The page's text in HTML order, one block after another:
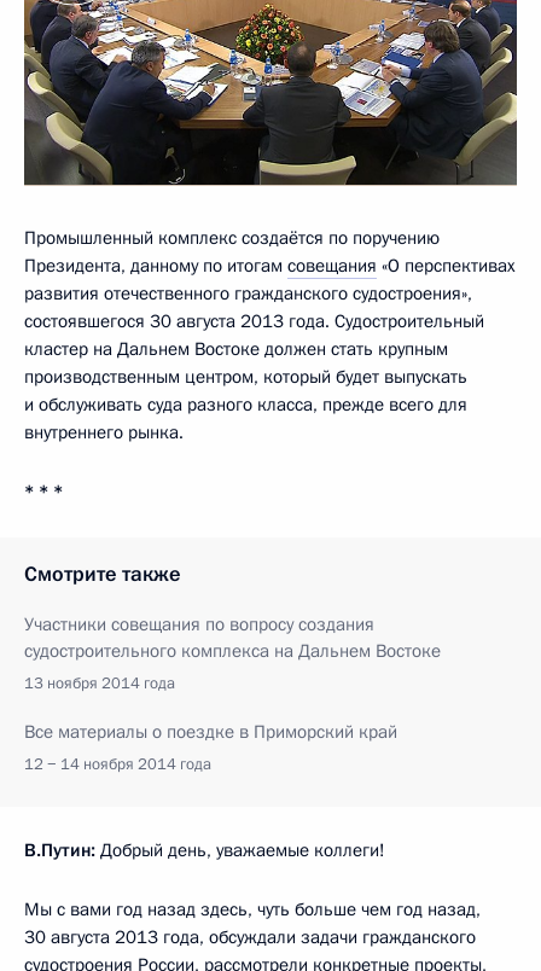
Промышленный комплекс создаётся по поручению
Президента, данному по итогам совещания «О перспективах
развития отечественного гражданского судостроения»,
состоявшегося 30 августа 2013 года. Судостроительный
кластер на Дальнем Востоке должен стать крупным
производственным центром, который будет выпускать
и обслуживать суда разного класса, прежде всего для
внутреннего рынка.
* * *
Смотрите также
Участники совещания по вопросу создания
судостроительного комплекса на Дальнем Востоке
13 ноября 2014 года
Все материалы о поездке в Приморский край
12 − 14 ноября 2014 года
В.Путин: Добрый день, уважаемые коллеги!
Мы с вами год назад здесь, чуть больше чем год назад,
30 августа 2013 года, обсуждали задачи гражданского
судостроения России, рассмотрели конкретные проекты,